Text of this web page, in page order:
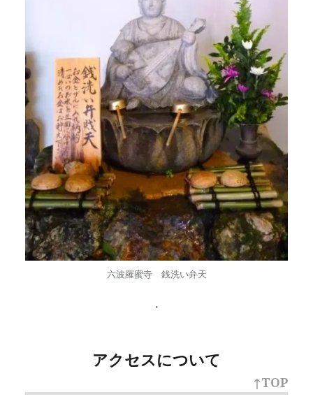
六波羅蜜寺 銭洗い弁天
・
アクセスについて
↑TOP